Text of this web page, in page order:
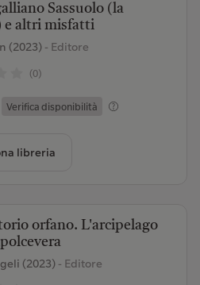
Sassuolo (la
e altri misfatti
(2023)- Editore
(0)
Verifica disponibilità
libreria
orfano. L'arcipelago
(2023)- Editore